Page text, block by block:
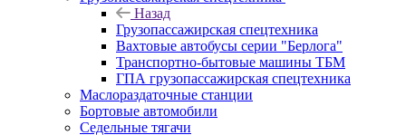
Назад
Грузопассажирская спецтехника
Вахтовые автобусы серии "Берлога"
Транспортно-бытовые машины ТБМ
ГПА грузопассажирская спецтехника
Маслораздаточные станции
Бортовые автомобили
Седельные тягачи